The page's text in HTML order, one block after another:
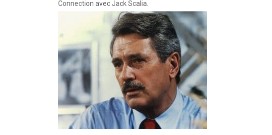
Connection avec Jack Scalia.